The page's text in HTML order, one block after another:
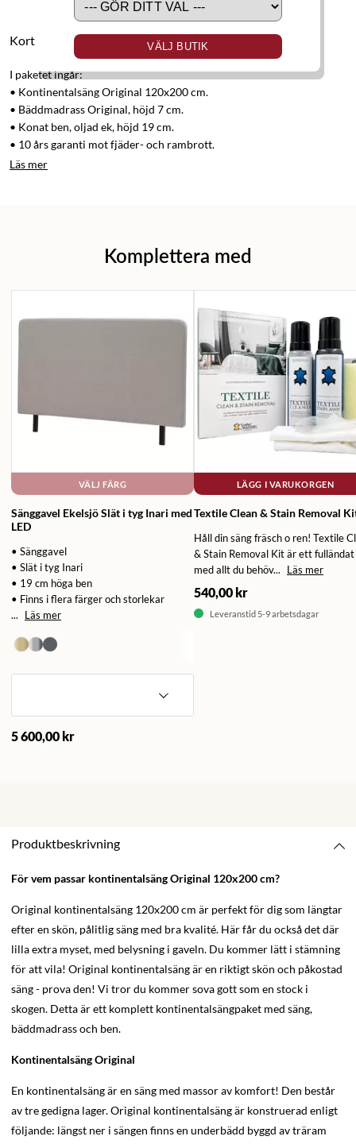
VÄLJ BUTIK
Kort produktbeskrivning
I paketet ingår:
• Kontinentalsäng Original 120x200 cm.
• Bäddmadrass Original, höjd 7 cm.
• Konat ben, oljad ek, höjd 19 cm.
• 10 års garanti mot fjäder- och rambrott.
Läs mer
Komplettera med
VÄLJ FÄRG
Sänggavel Ekelsjö Slät i tyg Inari med
LED
• Sänggavel
• Slät i tyg Inari
• 19 cm höga ben
• Finns i flera färger och storlekar
...
Läs mer
5 600,00 kr
LÄGG I VARUKORGEN
Textile Clean & Stain Removal
Håll din säng fräsch o ren! Textile
& Stain Removal Kit är ett
med allt du behöv...
Läs mer
540,00 kr
Leveranstid 5-9 arbetsdagar
Produktbeskrivning
För vem passar kontinentalsäng Original 120x200 cm?
Original kontinentalsäng 120x200 cm är perfekt för dig som längtar
efter en skön, pålitlig säng med bra kvalité. Här får du också det där
lilla extra myset, med belysning i gaveln. Du kommer lätt i stämning
för att vila! Original kontinentalsäng är en riktigt skön och påkostad
säng - prova den! Vi tror du kommer sova gott som en stock i
skogen. Detta är ett komplett kontinentalsängpaket med säng,
bäddmadrass och ben.
Kontinentalsäng Original
En kontinentalsäng är en säng med massor av komfort! Den består
av tre gedigna lager. Original kontinentalsäng är konstruerad enligt
följande: längst ner i sängen finns en underbädd byggd av träram